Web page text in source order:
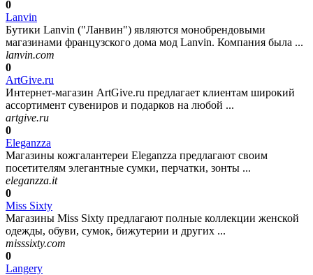
0
Lanvin
Бутики Lanvin ("Ланвин") являются монобрендовыми
магазинами французского дома мод Lanvin. Компания была ...
lanvin.com
0
ArtGive.ru
Интернет-магазин ArtGive.ru предлагает клиентам широкий
ассортимент сувениров и подарков на любой ...
artgive.ru
0
Eleganzza
Магазины кожгалантереи Eleganzza предлагают своим
посетителям элегантные сумки, перчатки, зонты ...
eleganzza.it
0
Miss Sixty
Магазины Miss Sixty предлагают полные коллекции женской
одежды, обуви, сумок, бижутерии и других ...
misssixty.com
0
Langery